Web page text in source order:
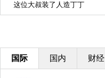
国际 国内 财经